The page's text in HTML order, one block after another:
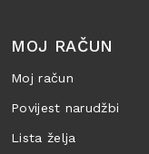
MOJ RAČUN
Moj račun
Povijest narudžbi
Lista želja